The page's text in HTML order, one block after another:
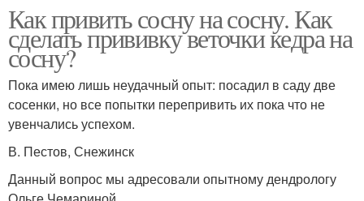
Как привить сосну на сосну. Как
сделать прививку веточки кедра на
сосну?
Пока имею лишь неудачный опыт: посадил в саду две
сосенки, но все попытки перепривить их пока что не
увенчались успехом.
В. Пестов, Снежинск
Данный вопрос мы адресовали опытному дендрологу